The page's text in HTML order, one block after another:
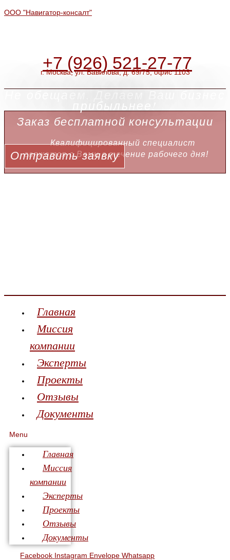
ООО "Навигатор-консалт"
+7 (926) 521-27-77
г. Москва, ул. Вавилова, д. 69/75, офис 1103
Не обещаем. Делаем Ваш бизнес
прибыльнее!
Заказ бесплатной консультации
Квалифицированный специалист
свяжется с Вами в течение рабочего дня!
Отправить заявку
Главная
Миссия
компании
Эксперты
Проекты
Отзывы
Документы
Menu
Главная
Миссия
компании
Эксперты
Проекты
Отзывы
Документы
Facebook Instagram Envelope Whatsapp